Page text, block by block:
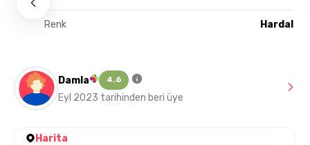
Renk Hardal
Damla 4.6
Eyl 2023 tarihinden beri üye
Harita